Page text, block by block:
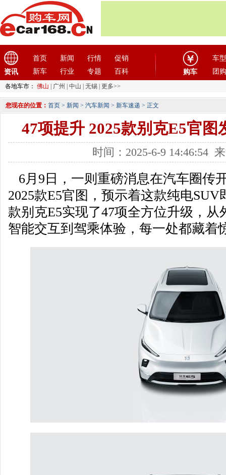
资讯
首页 新闻 行情
促销
新车
行业 专题 百科 购车
车型
团购
各地车市： 佛山 广州 中山 无锡 更多>>
您现在的位置： 首页 > 新闻 > 汽车新闻 > 新车速递 > 正文
47项提升 2025款别克E5官图
时间：2025-6-9 14:46:54
6月9日，一则重磅消息在汽车圈传
2025款E5官图，预示着这款纯电
款别克E5实现了47项全方位升级，
智能交互到驾乘体验，每一处都藏着